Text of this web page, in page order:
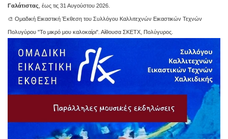
Γαλάτιστας , έως τις 31 Αυγούστου 2026.
🎨 Ομαδική Εικαστική Έκθεση του Συλλόγου Καλλιτεχνών Εικαστικών Τεχνών
Πολυγύρου "Το μικρό μου καλοκαίρι". Αίθουσα ΣΚΕΤΧ, Πολύγυρος.